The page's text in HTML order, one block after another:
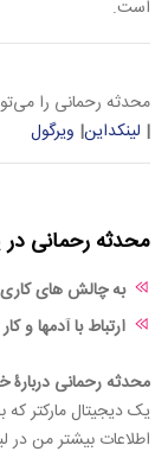
است.
محدثه رحمانی را
| لینکداین| ویرگول
محدثه رحمانی
به چالش های
ارتباط با آدمها و
محدثه رحمانی
یک دیجیتال مارکتر
اطلاعات بیشتر من